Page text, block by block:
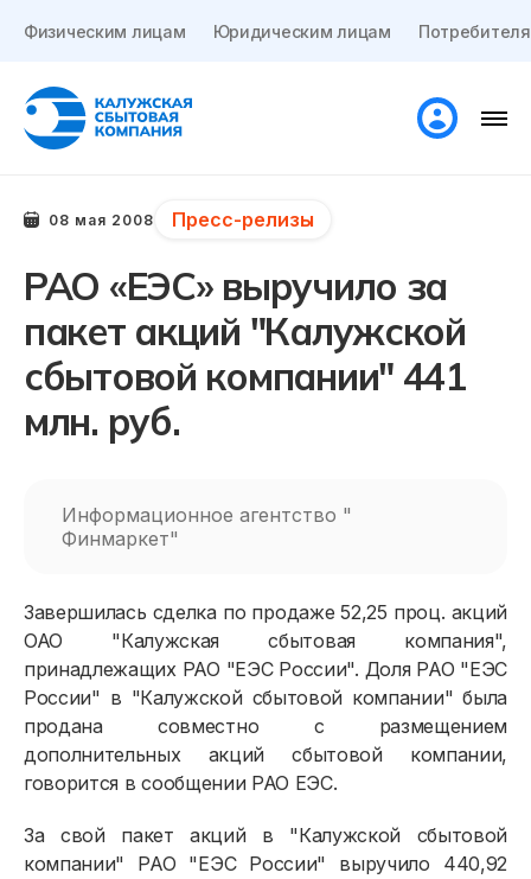
Физическим лицам Юридическим лицам
08 мая 2008 Пресс-релизы
РАО «ЕЭС» выручило за
пакет акций "Калужской
сбытовой компании" 441
млн. руб.
Информационное агентство "
Финмаркет"
Завершилась сделка по продаже 52,25 проц. акций
ОАО "Калужская сбытовая компания",
принадлежащих РАО "ЕЭС России". Доля РАО "ЕЭС
России" в "Калужской сбытовой компании" была
продана совместно с размещением
дополнительных акций сбытовой компании,
говорится в сообщении РАО ЕЭС.
За свой пакет акций в "Калужской сбытовой
компании" РАО "ЕЭС России" выручило 440,92